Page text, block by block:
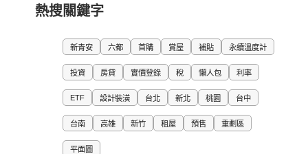
熱搜關鍵字
新青安 六都 首購 賞屋 補貼 永續溫度計
投資 房貸 實價登錄 稅 懶人包 利率
ETF 設計裝潢 台北 新北 桃園 台中
台南 高雄 新竹 租屋 預售 重劃區
平面圖